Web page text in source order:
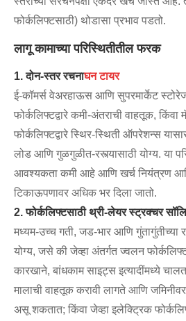
फोर्कलिफ्टसाठी) थोडासा प्रभाव पडतो.
लागू कामाच्या परिस्थितीतील फरक
1. दोन-स्तर रचनाघन टायर
ई-कॉमर्स वेअरहाऊस आणि सुपरमार्केट
फोर्कलिफ्टद्वारे कमी-अंतराची वाहतूक,
फोर्कलिफ्टद्वारे स्थिर-स्थिती ऑपरेशन्स
लोड आणि गुळगुळीत-रस्त्यासाठी योग्य. या
आवश्यकता कमी आहे आणि खर्च नियंत्रण
टिकाऊपणावर अधिक भर दिला जातो.
2. फोर्कलिफ्टसाठी थ्री-लेयर स्ट्रक्चर
मध्यम-उच्च गती, जड-भार आणि गुंतागुंतीच्या
योग्य, जसे की जेव्हा अंतर्गत ज्वलन
कारखाने, बांधकाम साइट्स इत्यादींमध्ये
मालाची वाहतूक करावी लागते आणि
असू शकतात; किंवा जेव्हा इलेक्ट्रिक